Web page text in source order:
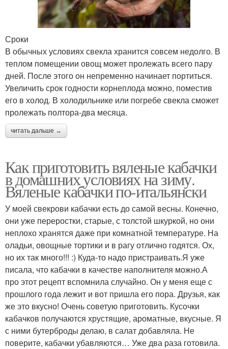
Сроки
В обычных условиях свекла хранится совсем недолго. В
теплом помещении овощ может пролежать всего пару
дней. После этого он непременно начинает портиться.
Увеличить срок годности корнеплода можно, поместив
его в холод. В холодильнике или погребе свекла сможет
пролежать полтора-два месяца.
читать дальше →
Как приготовить вяленые кабачки
в домашних условиях на зиму.
Вяленые кабачки по-итальянски
У моей свекрови кабачки есть до самой весны. Конечно,
они уже переростки, старые, с толстой шкуркой, но они
неплохо хранятся даже при комнатной температуре. На
оладьи, овощные тортики и в рагу отлично годятся. Ох,
но их так много!!! :) Куда-то надо пристраивать.Я уже
писала, что кабачки в качестве наполнителя можно.А
про этот рецепт вспомнила случайно. Он у меня еще с
прошлого года лежит и вот пришла его пора. Друзья, как
же это вкусно! Очень советую приготовить. Кусочки
кабачков получаются хрустящие, ароматные, вкусные. Я
с ними бутерброды делаю, в салат добавляла. Не
поверите, кабачки убавляются… Уже два раза готовила.